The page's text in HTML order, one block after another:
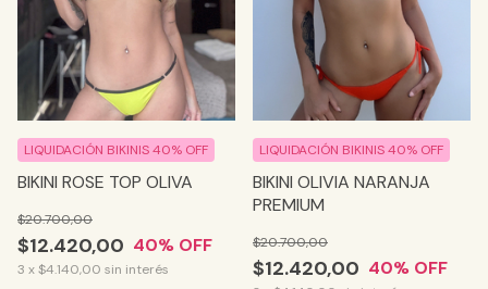
BIKINI ROSE TOP OLIVA
$12.420,00
$20.700,00
40% OFF
3 x$4.140,00 sin interés
LIQUIDACIÓN BIKINIS 40% OFF
BIKINI OLIVIA NARANJA
PREMIUM
$12.420,00
$20.700,00
40% OFF
LIQUIDACIÓN BIKINIS 40% OFF